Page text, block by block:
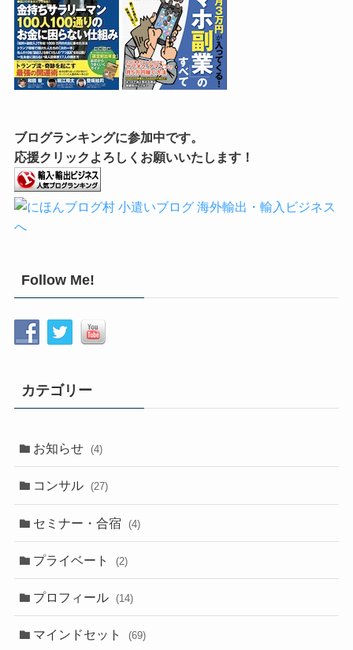
ブログランキングに参加中です。
応援クリックよろしくお願いいたします！
Follow Me!
カテゴリー
お知らせ (4)
コンサル (27)
セミナー・合宿 (4)
プライベート (2)
プロフィール (14)
マインドセット (69)